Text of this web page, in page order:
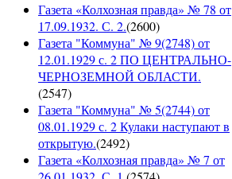
Газета «Колхозная правда» № 78 от
17.09.1932. С. 2.(2600)
Газета "Коммуна" № 9(2748) от
12.01.1929 с. 2 ПО ЦЕНТРАЛЬНО-
ЧЕРНОЗЕМНОЙ ОБЛАСТИ.
(2547)
Газета "Коммуна" № 5(2744) от
08.01.1929 с. 2 Кулаки наступают в
открытую.(2492)
Газета «Колхозная правда» № 7 от